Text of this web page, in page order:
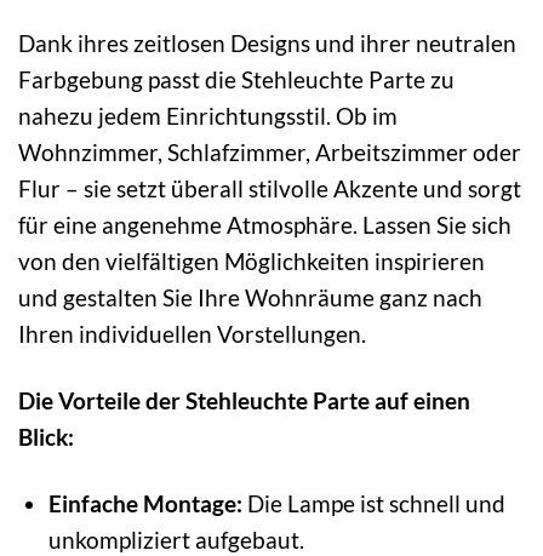
Dank ihres zeitlosen Designs und ihrer neutralen
Farbgebung passt die Stehleuchte Parte zu
nahezu jedem Einrichtungsstil. Ob im
Wohnzimmer, Schlafzimmer, Arbeitszimmer oder
Flur – sie setzt überall stilvolle Akzente und sorgt
für eine angenehme Atmosphäre. Lassen Sie sich
von den vielfältigen Möglichkeiten inspirieren
und gestalten Sie Ihre Wohnräume ganz nach
Ihren individuellen Vorstellungen.
Die Vorteile der Stehleuchte Parte auf einen
Blick:
Einfache Montage: Die Lampe ist schnell und
unkompliziert aufgebaut.